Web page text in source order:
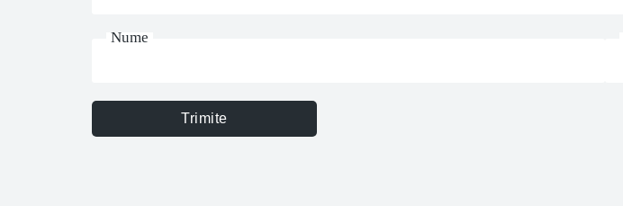
Nume
Trimite